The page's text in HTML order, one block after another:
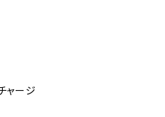
ャージ